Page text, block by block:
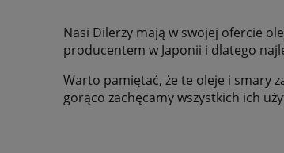
Nasi Dilerzy mają w swojej ofercie
producentem w Japonii i dlatego
Warto pamiętać, że te oleje i smary
gorąco zachęcamy wszystkich ich